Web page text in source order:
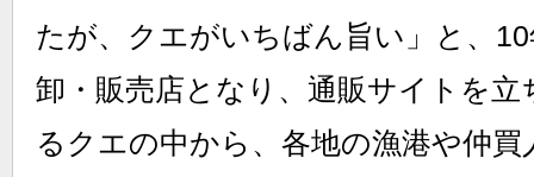
たが、クエがいちばん旨い」と、
卸・販売店となり、通販サイトを
るクエの中から、各地の漁港や仲